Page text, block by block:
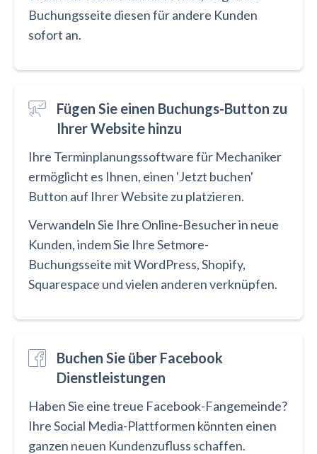
Buchungsseite diesen für andere Kunden
sofort an.
Fügen Sie einen Buchungs-Button zu
Ihrer Website hinzu
Ihre Terminplanungssoftware für Mechaniker
ermöglicht es Ihnen, einen 'Jetzt buchen'
Button auf Ihrer Website zu platzieren.
Verwandeln Sie Ihre Online-Besucher in neue
Kunden, indem Sie Ihre Setmore-
Buchungsseite mit WordPress, Shopify,
Squarespace und vielen anderen verknüpfen.
Buchen Sie über Facebook
Dienstleistungen
Haben Sie eine treue Facebook-Fangemeinde?
Ihre Social Media-Plattformen könnten einen
ganzen neuen Kundenzufluss schaffen.